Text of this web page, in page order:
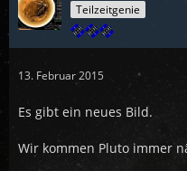
Teilzeitgenie
13. Februar 2015
Es gibt ein neues Bild.
Wir kommen Pluto immer